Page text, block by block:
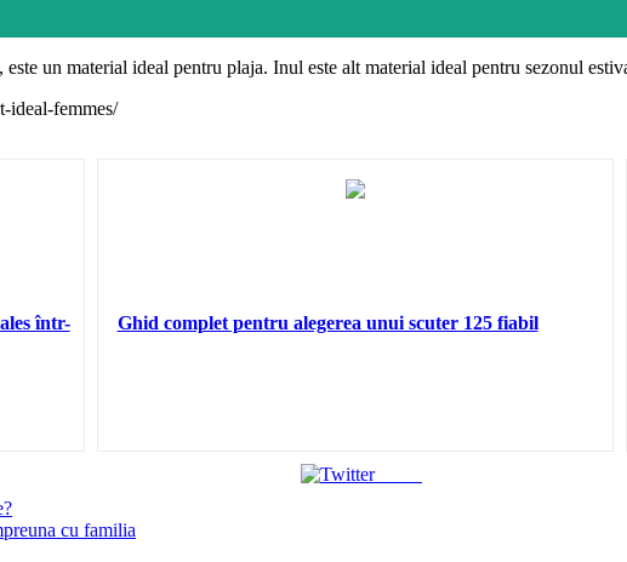
un material ideal pentru plaja. Inul este alt material ideal pentru sezonul
ideal-femmes/
într-
Ghid complet pentru alegerea unui scuter 125 fiabil
Tweet
cu familia